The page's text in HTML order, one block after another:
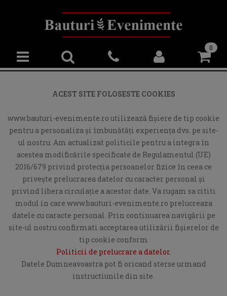
0
ACEST SITE FOLOSESTE COOKIES
www.bauturi-evenimente.ro utilizează fişiere de tip cookie
pentru a personaliza și îmbunătăți experiența dvs. pe site-
ul nostru. Am actualizat politicile pentru a integra în
acestea modificările specificate de Regulamentul (UE)
2016/679 privind protecția persoanelor fizice în ceea ce
privește prelucrarea datelor cu caracter personal și
privind libera circulație a acestor date. Va rugam sa cititi
modul in care www.bauturi-evenimente.ro prelucreaza
datele cu caracte personal. Prin continuarea navigării pe
site-ul nostru confirmati acceptarea utilizării fişierelor de
tip cookie conform
Politicii de prelucrare a datelor.
Datele Dumneavoastra pot fi oricand sterse urmand
instructiunile din site.